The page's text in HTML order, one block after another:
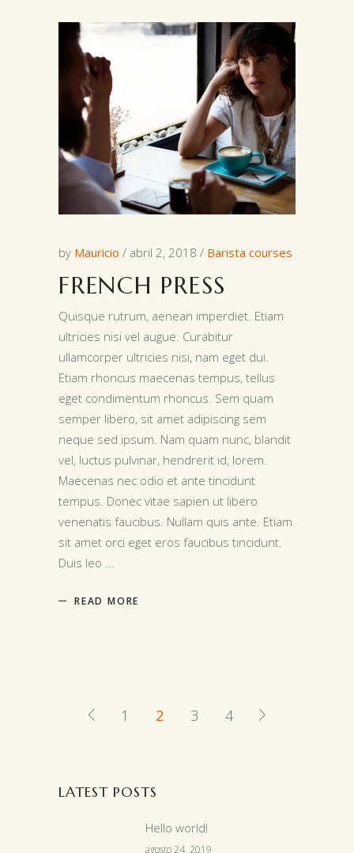
by Mauricio abril 2, 2018 Barista courses
FRENCH PRESS
Quisque rutrum, aenean imperdiet. Etiam
ultricies nisi vel augue. Curabitur
ullamcorper ultricies nisi, nam eget dui.
Etiam rhoncus maecenas tempus, tellus
eget condimentum rhoncus. Sem quam
semper libero, sit amet adipiscing sem
neque sed ipsum. Nam quam nunc, blandit
vel, luctus pulvinar, hendrerit id, lorem.
Maecenas nec odio et ante tincidunt
tempus. Donec vitae sapien ut libero
venenatis faucibus. Nullam quis ante. Etiam
sit amet orci eget eros faucibus tincidunt.
Duis leo
READ MORE
1 2 3 4
LATEST POSTS
Hello world!
agosto 24, 2019